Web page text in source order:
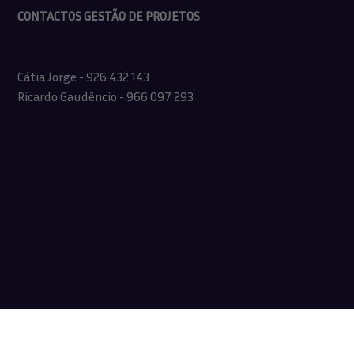
CONTACTOS GESTÃO DE PROJETOS
Cátia Jorge - 926 432 143
Ricardo Gaudêncio - 966 097 293